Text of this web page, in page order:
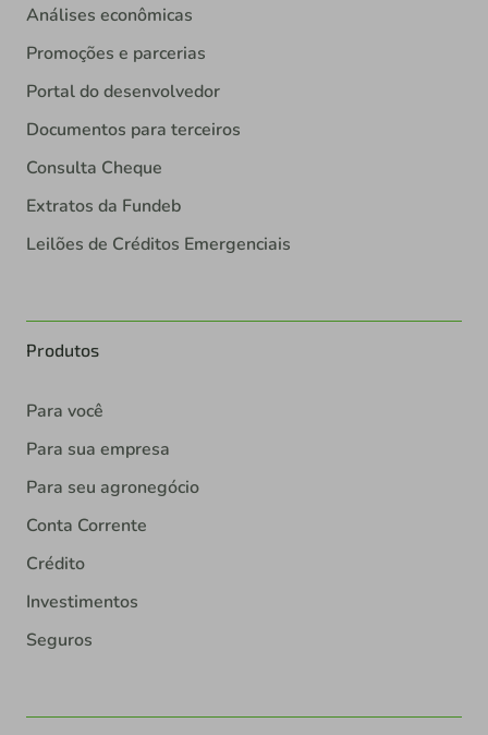
Análises econômicas
Promoções e parcerias
Portal do desenvolvedor
Documentos para terceiros
Consulta Cheque
Extratos da Fundeb
Leilões de Créditos Emergenciais
Produtos
Para você
Para sua empresa
Para seu agronegócio
Conta Corrente
Crédito
Investimentos
Seguros